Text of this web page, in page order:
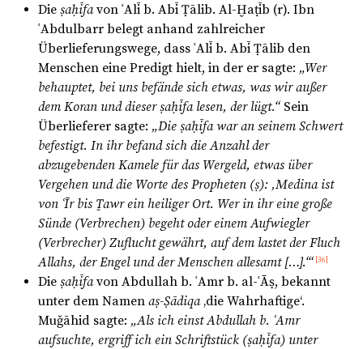
Die ṣaḥīfavon ʿAlī b. Abī Ṭālib. Al-Ḫaṭīb (r). Ibn
ʿAbdulbarr belegt anhand zahlreicher
Überlieferungswege, dass ʿAlī b. Abī Ṭālib den
Menschen eine Predigt hielt, in der er sagte: „Wer
behauptet, bei uns befände sich etwas, was wir außer
dem Koran und dieser ṣaḥīfa lesen, der lügt.“Sein
Überlieferer sagte: „Die ṣaḥīfa war an seinem Schwert
befestigt. In ihr befand sich die Anzahl der
abzugebenden Kamele für das Wergeld, etwas über
Vergehen und die Worte des Propheten (ṣ): ‚Medina ist
von ʿĪr bis Ṯawr ein heiliger Ort. Wer in ihr eine große
Sünde (Verbrechen) begeht oder einem Aufwiegler
(Verbrecher) Zuflucht gewährt, auf dem lastet der Fluch
Allahs, der Engel und der Menschen allesamt […].‘“ [36]
Die ṣaḥīfavon Abdullah b. ʿAmr b. al-ʿĀṣ, bekannt
unter dem Namen aṣ-Ṣādiqa ‚die Wahrhaftige‘.
Muǧāhid sagte: „Als ich einst Abdullah b. ʿAmr
aufsuchte, ergriff ich ein Schriftstück (ṣaḥīfa) unter